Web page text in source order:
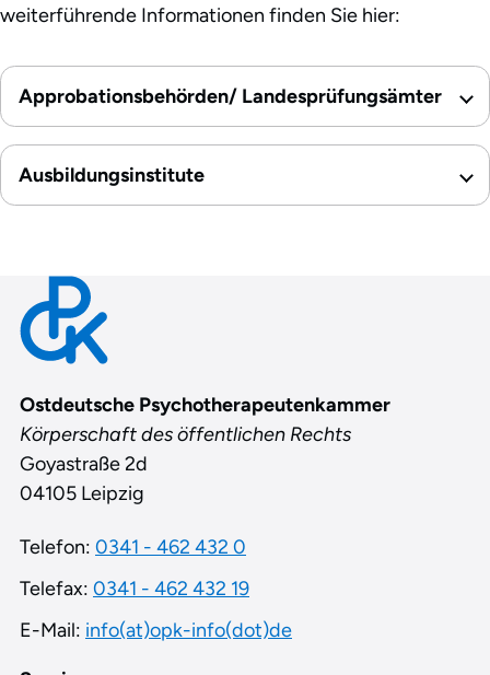
weiterführende Informationen finden Sie hier:
Approbationsbehörden/ Landesprüfungsämter
Ausbildungsinstitute
Contact
Ostdeutsche Psychotherapeutenkammer
Körperschaft des öffentlichen Rechts
Goyastraße 2d
04105 Leipzig
Telefon: 0341 - 462 432 0
Telefax: 0341 - 462 432 19
E-Mail: info(at)opk-info(dot)de